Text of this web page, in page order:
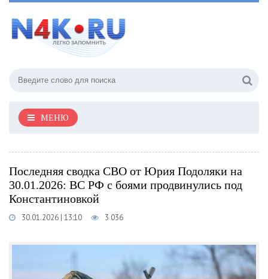
МЕНЮ
Последняя сводка СВО от Юрия Подоляки на
30.01.2026: ВС РФ с боями продвинулись под
Константиновкой
30.01.2026 | 13:10 3 036